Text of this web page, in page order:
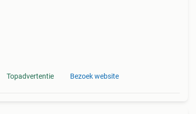
Topadvertentie Bezoek website